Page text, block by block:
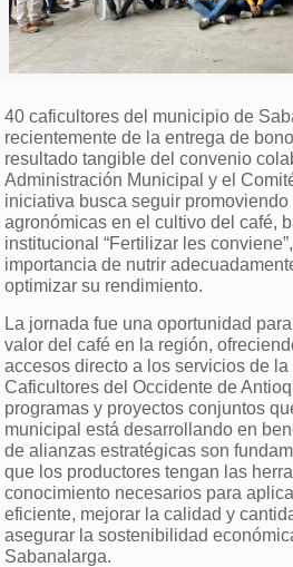
40 caficultores del municipio de
recientemente de la entrega de
resultado tangible del convenio
Administración Municipal y el
iniciativa busca seguir
agronómicas en el cultivo del café,
institucional “Fertilizar les
importancia de nutrir
optimizar su rendimiento.
La jornada fue una oportunidad
valor del café en la región,
accesos directo a los servicios de
Caficultores del Occidente de
programas y proyectos conjuntos
municipal está desarrollando en
de alianzas estratégicas son
que los productores tengan las
conocimiento necesarios para
eficiente, mejorar la calidad y
asegurar la sostenibilidad
Sabanalarga.